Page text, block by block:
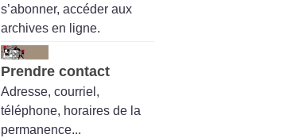
s’abonner, accéder aux
archives en ligne.
Prendre contact
Adresse, courriel,
téléphone, horaires de la
permanence...